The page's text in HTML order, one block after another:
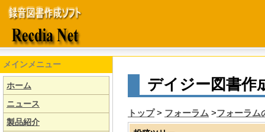
メインメニュー
ホーム
ニュース
製品紹介
デイジー図書作
トップ> フォーラム >フォーラム